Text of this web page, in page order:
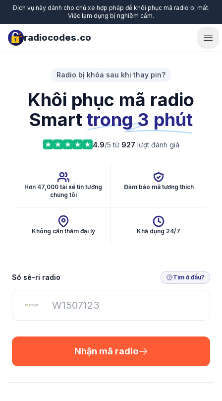
Dịch vụ này dành cho chủ xe hợp pháp để khôi phục mã radio bị mất.
Việc lạm dụng bị nghiêm cấm.
radiocodes.co
Radio bị khóa sau khi thay pin?
Khôi phục mã radio
Smart trong 3 phút
4.9/5 từ 927 lượt đánh giá
Hơn 47,000 tài xế tin tưởng
chúng tôi
Đảm bảo mã tương thích
Không cần thăm đại lý Khả dụng 24/7
Nhận mã radio
Số sê-ri radio Tìm ở đâu?
Nhận mã radio